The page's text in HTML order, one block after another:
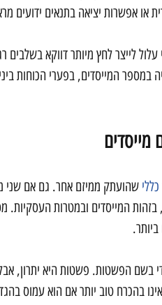
או אפשרות יציאה בתנאים ידועים
לייצר לחץ מיותר דווקא
במספר המייסדים, בפערי הכוחות
מייסדים
שהועתק ממיזם אחר. גם אם שני
המייסדים ובמטרות העסקיות.
בשם הפשטות. פשטות היא יתרון,
בהכרח טוב יותר אם הוא עמוס